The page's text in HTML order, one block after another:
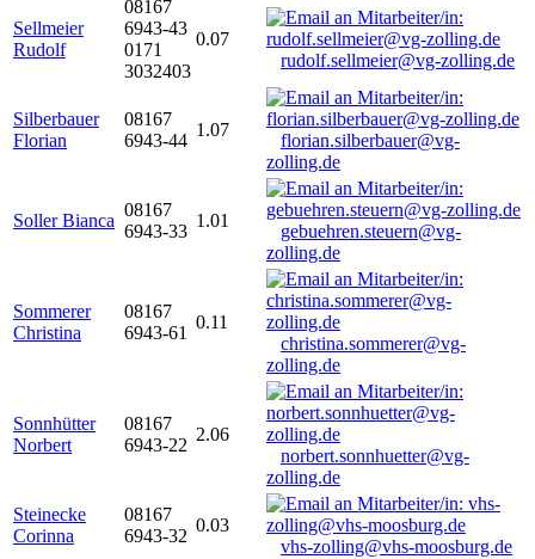
Sellmeier
Rudolf
08167
6943-43
0171
3032403
0.07
rudolf.sellmeier@vg-zolling.de
Silberbauer
Florian
08167
6943-44
1.07
florian.silberbauer@vg-
zolling.de
Soller Bianca
08167
6943-33
1.01
gebuehren.steuern@vg-
zolling.de
Sommerer
Christina
08167
6943-61
0.11
christina.sommerer@vg-
zolling.de
Sonnhütter
Norbert
08167
6943-22
2.06
norbert.sonnhuetter@vg-
zolling.de
Steinecke
Corinna
08167
6943-32
0.03
vhs-zolling@vhs-moosburg.de